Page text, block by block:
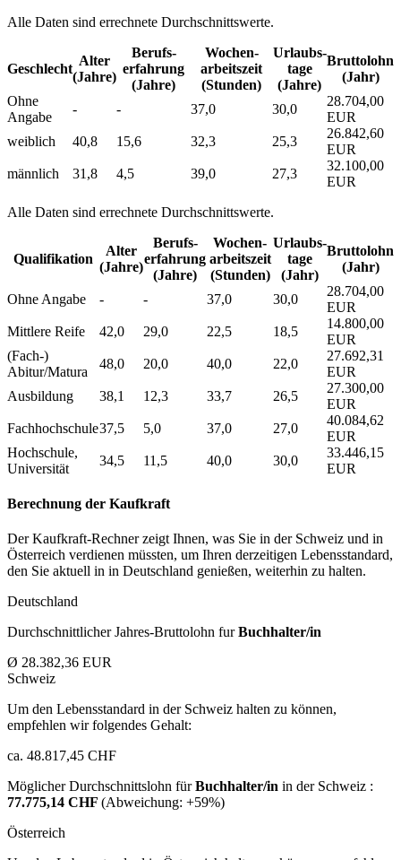
Alle Daten sind errechnete Durchschnittswerte.
Geschlecht
Alter
(Jahre)
Berufs­
erfahrung
(Jahre)
Wochen­
arbeitszeit
(Stunden)
Urlaubs­
tage
(Jahre)
Bruttolohn
(Jahr)
Ohne
Angabe
- - 37,0 30,0
28.704,00
EUR
weiblich
40,8 15,6 32,3 25,3
26.842,60
EUR
männlich
31,8 4,5 39,0 27,3
32.100,00
EUR
Alle Daten sind errechnete Durchschnittswerte.
Qualifikation
Alter
(Jahre)
Berufs­
erfahrung
(Jahre)
Wochen­
arbeitszeit
(Stunden)
Urlaubs­
tage
(Jahr)
Bruttolohn
(Jahr)
Ohne Angabe - - 37,0 30,0
28.704,00
EUR
Mittlere Reife
42,0 29,0 22,5 18,5
14.800,00
EUR
(Fach-)
Abitur/Matura
48,0 20,0 40,0 22,0
27.692,31
EUR
Ausbildung
38,1 12,3 33,7 26,5
27.300,00
EUR
Fachhochschule37,5 5,0 37,0 27,0
40.084,62
EUR
Hochschule,
Universität
34,5 11,5 40,0 30,0
33.446,15
EUR
Berechnung der Kaufkraft
Der Kaufkraft-Rechner zeigt Ihnen, was Sie in der Schweiz und in
Österreich verdienen müssten, um Ihren derzeitigen Lebensstandard,
den Sie aktuell in in Deutschland genießen, weiterhin zu halten.
Deutschland
Durchschnittlicher Jahres-Bruttolohn furBuchhalter/in
Ø 28.382,36 EUR
Schweiz
Um den Lebensstandard in der Schweiz halten zu können,
empfehlen wir folgendes Gehalt:
ca. 48.817,45 CHF
Möglicher Durchschnittslohn fürBuchhalter/in in der Schweiz :
77.775,14 CHF (Abweichung: +59%)
Österreich